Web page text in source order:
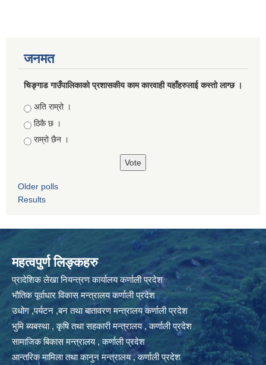
जनमत
चिङ्गाड गाउँपालिकाको प्रशासकीय काम कारवाही यहाँहरुलाई कस्तो लाग्छ ।
Choices
अति राम्रो ।
ठिकै छ ।
राम्रो छैन ।
Older polls
Results
महत्वपुर्ण लिङ्कहरु
प्रादेशिक लेखा नियन्त्रण कार्यालय कर्णाली प्रदेश
भौतिक पूर्वाधार विकास मन्त्रालय कर्णाली प्रदेश
उधोग ,पर्यटन ,बन तथा बातावरण मन्त्रालय कर्णाली प्रदेश
भुमि ब्यबस्था , कृषि तथा सहकारी मन्त्रालय , कर्णाली प्रदेश
सामाजिक बिकास मन्त्रालय , कर्णाली प्रदेश
आन्तरिक मामिला तथा कानुन मन्त्रालय , कर्णाली प्रदेश